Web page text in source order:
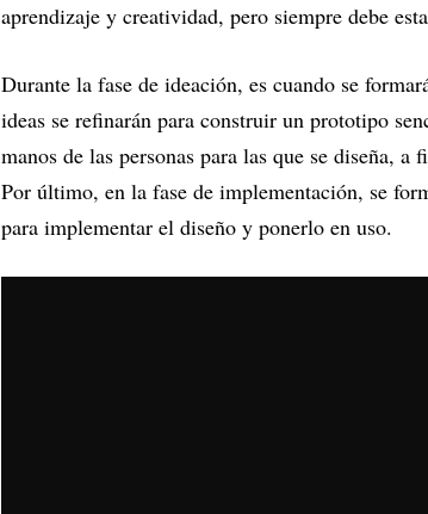
aprendizaje y creatividad, pero siempre debe
Durante la fase de ideación, es cuando se
ideas se refinarán para construir un prototipo
manos de las personas para las que se diseña,
Por último, en la fase de implementación, se
para implementar el diseño y ponerlo en uso.